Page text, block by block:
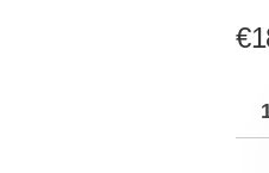
€